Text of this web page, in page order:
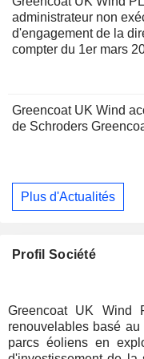
administrateur non
d'engagement de la
compter du 1er mars
Greencoat UK Wind
de Schroders
Plus d'Actualités
Profil Société
Greencoat UK Wind
renouvelables basé
parcs éoliens en